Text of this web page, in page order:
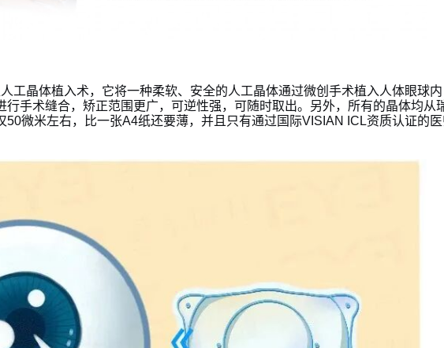
工晶体植入术，它将一种柔软、安全的人工晶体通过微创手术植入人体眼球
行手术缝合，矫正范围更广，可逆性强，可随时取出。另外，所有的晶体均从
50微米左右，比一张A4纸还要薄，并且只有通过国际VISIAN ICL资质认证的